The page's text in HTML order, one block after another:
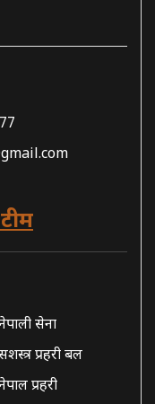
सेना
प्रहरी बल
प्रहरी